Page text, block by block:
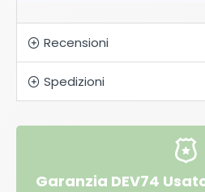
Recensioni
Spedizioni
Garanzia DEV74